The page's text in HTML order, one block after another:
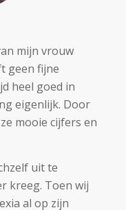
mijn vrouw
geen fijne
heel goed in
eigenlijk. Door
mooie cijfers en
uit te
kreeg. Toen wij
al op zijn